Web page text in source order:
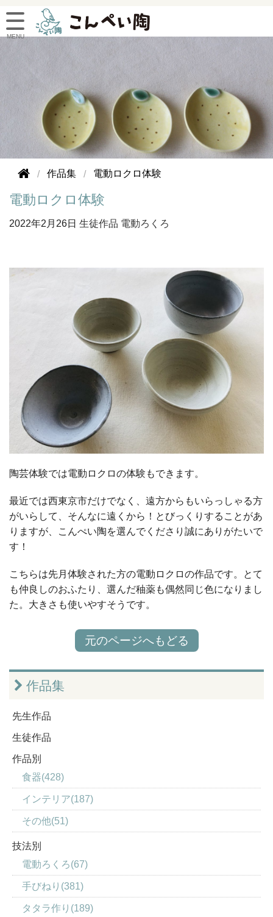
作品集 電動ロクロ体験
電動ロクロ体験
2022年2月26日 生徒作品 電動ろくろ
陶芸体験では電動ロクロの体験もできます。
最近では西東京市だけでなく、遠方からもいらっしゃる方
がいらして、そんなに遠くから！とびっくりすることがあ
りますが、こんぺい陶を選んでくださり誠にありがたいで
す！
こちらは先月体験された方の電動ロクロの作品です。とて
も仲良しのおふたり、選んだ秞薬も偶然同じ色になりまし
た。大きさも使いやすそうです。
元のページへもどる
作品集
先生作品
生徒作品
作品別
食器(428)
インテリア(187)
その他(51)
技法別
電動ろくろ(67)
手びねり(381)
タタラ作り(189)